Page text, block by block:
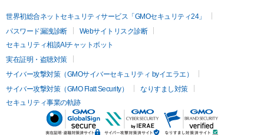
世界初総合ネットセキュリティサービス「GMOセキュリティ24」
パスワード漏洩診断
Webサイトリスク診断
セキュリティ相談AIチャットボット
実在証明・盗聴対策
サイバー攻撃対策（GMOサイバーセキュリティ byイエラエ）
サイバー攻撃対策（GMO Flatt Security）
なりすまし対策
セキュリティ事業の軌跡